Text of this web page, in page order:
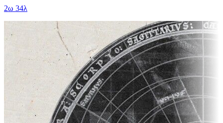
2ω 34λ